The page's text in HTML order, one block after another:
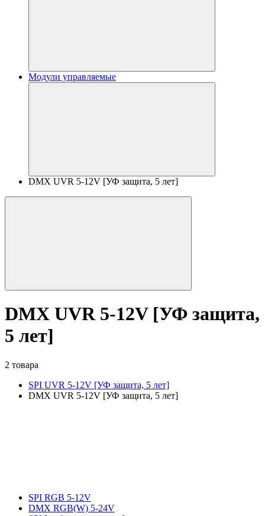
Модули управляемые
DMX UVR 5-12V [УФ защита, 5 лет]
DMX UVR 5-12V [УФ защита,
5 лет]
2 товара
SPI UVR 5-12V [УФ защита, 5 лет]
DMX UVR 5-12V [УФ защита, 5 лет]
SPI RGB 5-12V
DMX RGB(W) 5-24V